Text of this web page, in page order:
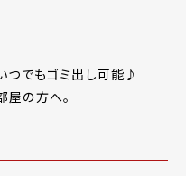
つでもゴミ出し可能♪
の方へ。